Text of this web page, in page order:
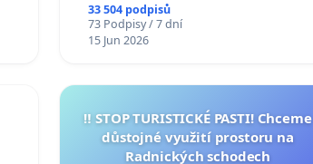
33 504 podpisů
73 Podpisy / 7 dní
15 Jun 2026
‼️ STOP TURISTICKÉ PASTI! Chceme
důstojné využití prostoru na
Radnických schodech